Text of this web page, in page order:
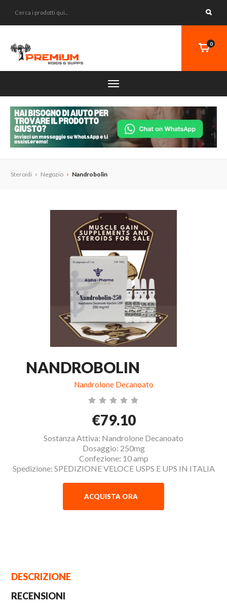
0
Steroidi Negozio Nandrobolin
NANDROBOLIN
Nandrolone Decanoato
€79.10
Sostanza Attiva: Nandrolone Decanoato
Dosaggio: 250mg
Confezione: 10 amp
Spedizione: SPEDIZIONE VELOCE USPS E UPS IN ITALIA
ACQUISTA ORA
DESCRIZIONE
RECENSIONI